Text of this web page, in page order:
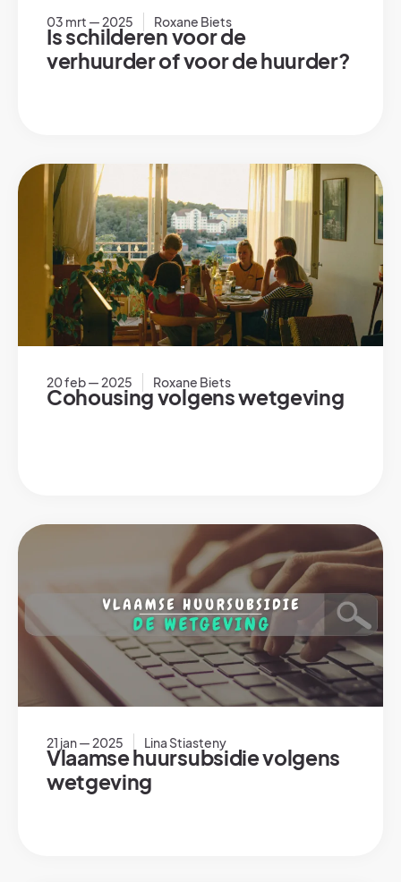
03 mrt — 2025 Roxane Biets
Is schilderen voor de
verhuurder of voor de huurder?
20 feb — 2025 Roxane Biets
Cohousing volgens wetgeving
21 jan — 2025 Lina Stiasteny
Vlaamse huursubsidie volgens
wetgeving